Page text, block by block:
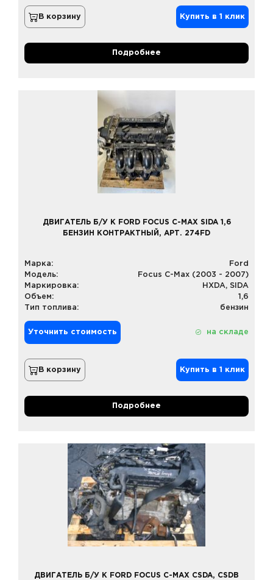
В корзину Купить в 1 клик
Подробнее
ДВИГАТЕЛЬ Б/У К FORD FOCUS C-MAX SIDA 1,6
БЕНЗИН КОНТРАКТНЫЙ, АРТ. 274FD
Марка:
Ford
Модель:
Focus C-Max (2003 - 2007)
Маркировка:
HXDA, SIDA
Объем:
1,6
Тип топлива:
бензин
Уточнить стоимость на складе
В корзину Купить в 1 клик
Подробнее
ДВИГАТЕЛЬ Б/У К FORD FOCUS C-MAX CSDA, CSDB